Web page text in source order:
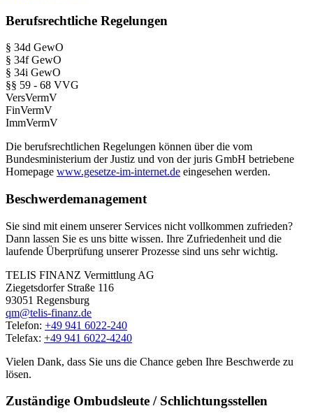
Berufsrechtliche Regelungen
§ 34d GewO
§ 34f GewO
§ 34i GewO
§§ 59 - 68 VVG
VersVermV
FinVermV
ImmVermV
Die berufsrechtlichen Regelungen können über die vom
Bundesministerium der Justiz und von der juris GmbH betriebene
Homepage www.gesetze-im-internet.de eingesehen werden.
Beschwerdemanagement
Sie sind mit einem unserer Services nicht vollkommen zufrieden?
Dann lassen Sie es uns bitte wissen. Ihre Zufriedenheit und die
laufende Überprüfung unserer Prozesse sind uns sehr wichtig.
TELIS FINANZ Vermittlung AG
Ziegetsdorfer Straße 116
93051 Regensburg
qm@telis-finanz.de
Telefon: +49 941 6022-240
Telefax: +49 941 6022-4240
Vielen Dank, dass Sie uns die Chance geben Ihre Beschwerde zu
lösen.
Zuständige Ombudsleute / Schlichtungsstellen